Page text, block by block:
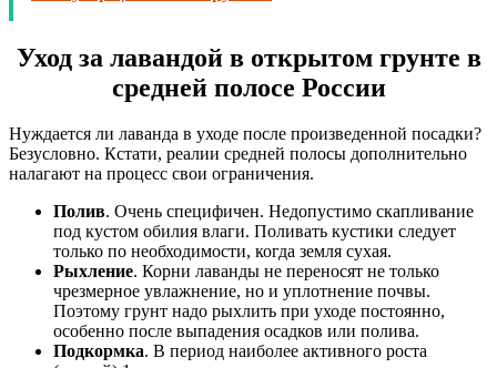
Уход за лавандой в открытом грунте в
средней полосе России
Нуждается ли лаванда в уходе после произведенной посадки?
Безусловно. Кстати, реалии средней полосы дополнительно
налагают на процесс свои ограничения.
Полив. Очень специфичен. Недопустимо скапливание
под кустом обилия влаги. Поливать кустики следует
только по необходимости, когда земля сухая.
Рыхление. Корни лаванды не переносят не только
чрезмерное увлажнение, но и уплотнение почвы.
Поэтому грунт надо рыхлить при уходе постоянно,
особенно после выпадения осадков или полива.
Подкормка. В период наиболее активного роста